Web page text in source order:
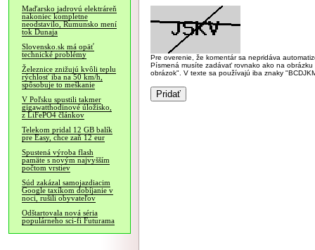
Maďarsko jadrovú elektráreň
nakoniec kompletne
neodstavilo, Rumunsko mení
tok Dunaja
Slovensko.sk má opäť
technické problémy
Železnice znižujú kvôli teplu
rýchlosť iba na 50 km/h,
spôsobuje to meškanie
V Poľsku spustili takmer
gigawatthodinové úložisko,
z LiFePO4 článkov
Telekom pridal 12 GB balík
pre Easy, chce zaň 12 eur
Spustená výroba flash
pamäte s novým najvyšším
počtom vrstiev
Súd zakázal samojazdiacim
Google taxíkom dobíjanie v
noci, rušili obyvateľov
Odštartovala nová séria
populárneho sci-fi Futurama
Pre overenie, že komentár sa nepridáva
Písmená musíte zadávať rovnako ako na
obrázok". V texte sa používajú iba znaky